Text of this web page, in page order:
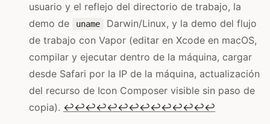
usuario y el reflejo del directorio de trabajo, la
demo de
uname
Darwin/Linux, y la demo del flujo
de trabajo con Vapor (editar en Xcode en macOS,
compilar y ejecutar dentro de la máquina, cargar
desde Safari por la IP de la máquina, actualización
del recurso de Icon Composer visible sin paso de
copia). ↩↩↩↩↩↩↩↩↩↩↩↩↩↩